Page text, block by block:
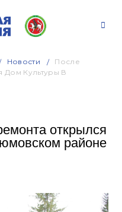
Новости
После
Дом Культуры В
открылся
районе